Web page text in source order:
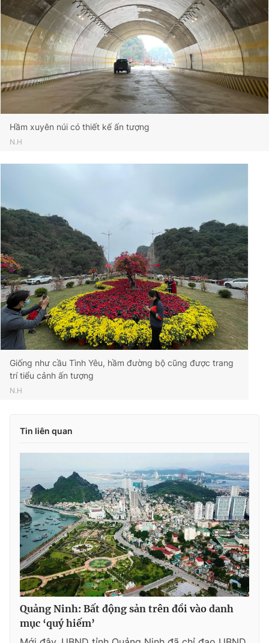
Hầm xuyên núi có thiết kế ấn tượng
N.H
Giống như cầu Tình Yêu, hầm đường bộ cũng được trang
trí tiểu cảnh ấn tượng
N.H
Tin liên quan
Quảng Ninh: Bất động sản trên đồi vào danh
mục ‘quý hiếm’